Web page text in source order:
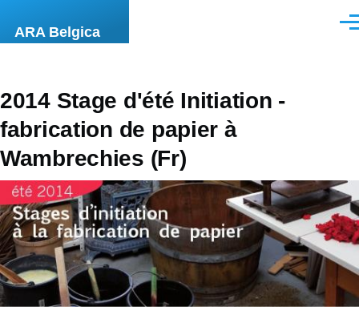
ARA Belgica
2014 Stage d'été Initiation -
fabrication de papier à
Wambrechies (Fr)